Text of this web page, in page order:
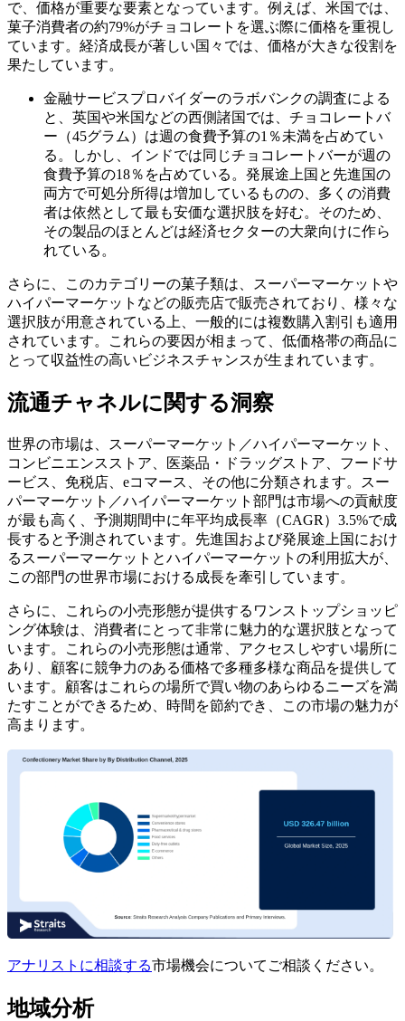
で、価格が重要な要素となっています。例えば、米国では、
菓子消費者の約79%がチョコレートを選ぶ際に価格を重視し
ています。経済成長が著しい国々では、価格が大きな役割を
果たしています。
金融サービスプロバイダーのラボバンクの調査による
と、英国や米国などの西側諸国では、チョコレートバ
ー（45グラム）は週の食費予算の1％未満を占めてい
る。しかし、インドでは同じチョコレートバーが週の
食費予算の18％を占めている。発展途上国と先進国の
両方で可処分所得は増加しているものの、多くの消費
者は依然として最も安価な選択肢を好む。そのため、
その製品のほとんどは経済セクターの大衆向けに作ら
れている。
さらに、このカテゴリーの菓子類は、スーパーマーケットや
ハイパーマーケットなどの販売店で販売されており、様々な
選択肢が用意されている上、一般的には複数購入割引も適用
されています。これらの要因が相まって、低価格帯の商品に
とって収益性の高いビジネスチャンスが生まれています。
流通チャネルに関する洞察
世界の市場は、スーパーマーケット／ハイパーマーケット、
コンビニエンスストア、医薬品・ドラッグストア、フードサ
ービス、免税店、eコマース、その他に分類されます。スー
パーマーケット／ハイパーマーケット部門は市場への貢献度
が最も高く、予測期間中に年平均成長率（CAGR）3.5%で成
長すると予測されています。先進国および発展途上国におけ
るスーパーマーケットとハイパーマーケットの利用拡大が、
この部門の世界市場における成長を牽引しています。
さらに、これらの小売形態が提供するワンストップショッピ
ング体験は、消費者にとって非常に魅力的な選択肢となって
います。これらの小売形態は通常、アクセスしやすい場所に
あり、顧客に競争力のある価格で多種多様な商品を提供して
います。顧客はこれらの場所で買い物のあらゆるニーズを満
たすことができるため、時間を節約でき、この市場の魅力が
高まります。
アナリストに相談する市場機会についてご相談ください。
地域分析